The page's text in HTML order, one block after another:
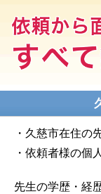
・久慈市在住の
・依頼者様の個
先生の学歴・経